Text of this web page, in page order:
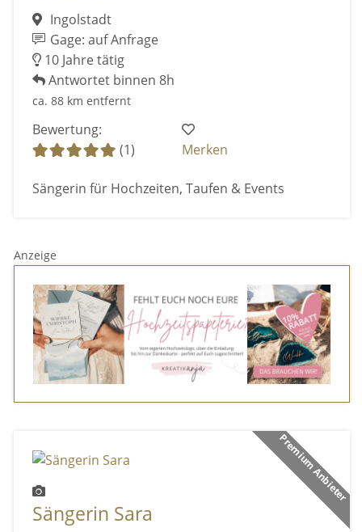
Ingolstadt
Gage: auf Anfrage
10 Jahre tätig
Antwortet binnen 8h
ca. 88 km entfernt
Bewertung:
(1)
Merken
Sängerin für Hochzeiten, Taufen & Events
Anzeige
Premium Anbieter
Sängerin Sara